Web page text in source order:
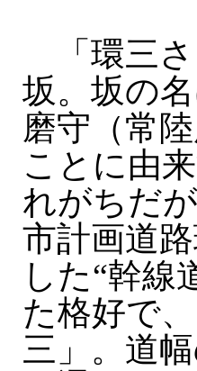
「環三さ
坂。坂の
磨守（常
ことに由
れがちだ
市計画道
した“幹線
た格好で
三」。道